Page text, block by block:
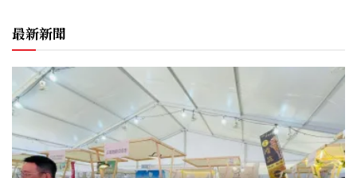
最新新聞